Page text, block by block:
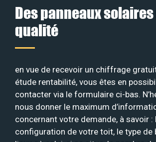
Des panneaux
qualité
en vue de recevoir un chiffrage
étude rentabilité, vous êtes en
contacter via le formulaire ci-bas.
nous donner le maximum
concernant votre demande, à savoir :
configuration de votre toit, le type de